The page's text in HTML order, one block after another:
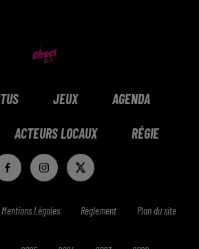
JEUX AGENDA
ACTEURS LOCAUX RÉGIE
Mentions Légales Réglement Plan du site